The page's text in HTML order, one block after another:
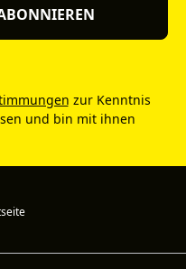
zur Kenntnis
und bin mit ihnen